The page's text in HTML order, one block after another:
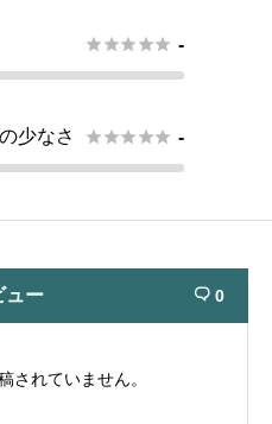
 -
少なさ  -
ュー  0
されていません。